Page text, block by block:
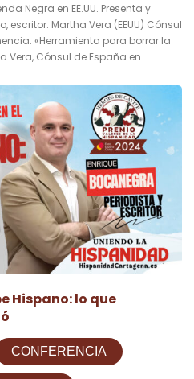
Negra en EE.UU. Presenta y
Martha Vera (EEUU) Cónsul
«Herramienta para borrar la
Vera, Cónsul de España en...
Hispano: lo que
CONFERENCIA